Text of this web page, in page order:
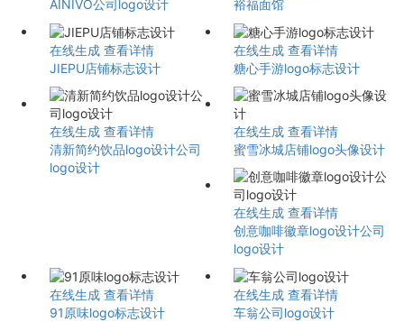
AINIVO公司logo设计
裕福面馆
在线生成 查看详情
JIEPU店铺标志设计
在线生成 查看详情
糖心手游logo标志设计
在线生成 查看详情
清新简约饮品logo设计公司
logo设计
在线生成 查看详情
蜜雪冰城店铺logo头像设计
在线生成 查看详情
创意咖啡徽章logo设计公司
logo设计
在线生成 查看详情
91原味logo标志设计
在线生成 查看详情
车翁公司logo设计